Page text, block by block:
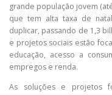
grande população jovem
que tem alta taxa de
duplicar, passando de 1,3
e projetos sociais estão
educação, acesso a
empregos e renda.
As soluções e projetos